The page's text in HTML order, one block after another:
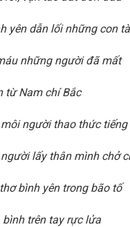
yên dẫn lối những con
những người đã mất
từ Nam chí Bắc
người thao thức tiếng
lấy thân mình chở
bình yên trong bão tố
trên tay rực lửa